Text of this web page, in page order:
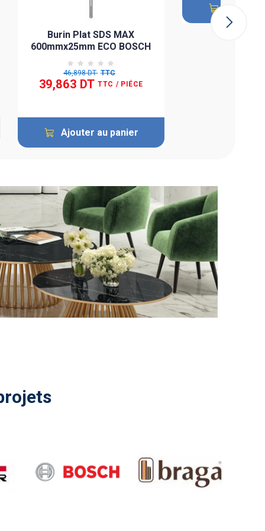
Burin Plat SDS MAX
600mmx25mm ECO BOSCH
46,898 DT TTC
39,863 DT TTC / PIÉCE
Ajouter au panier